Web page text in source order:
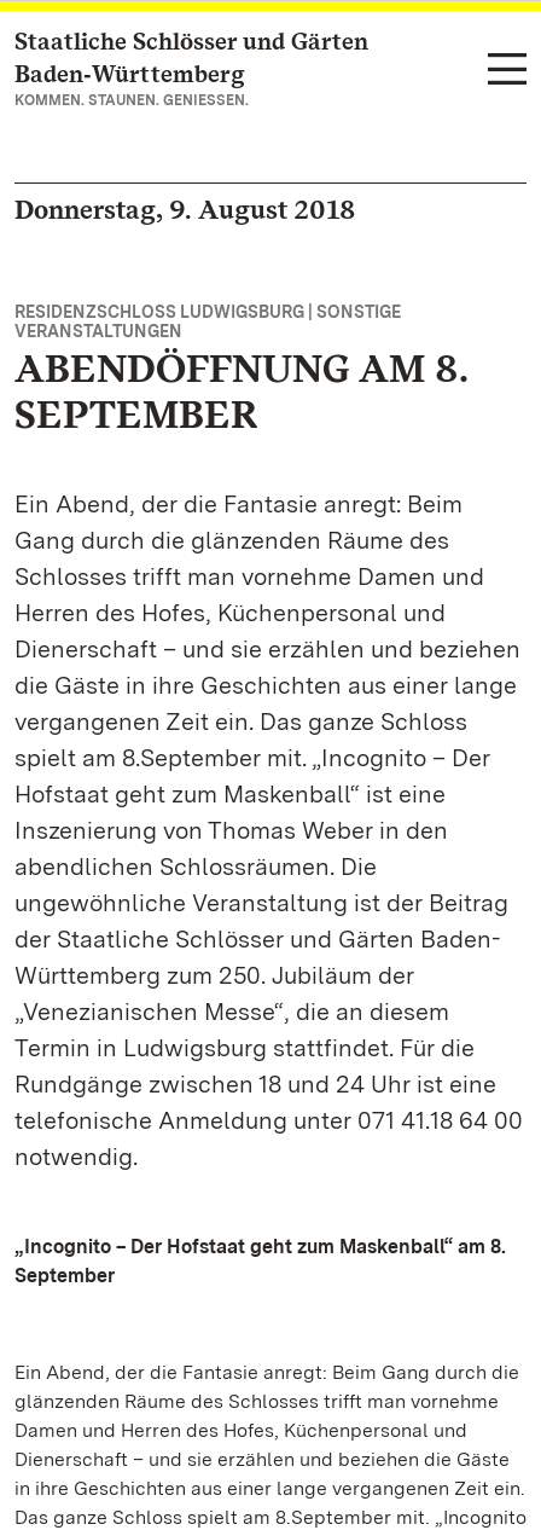
Zum Hauptinhalt springen
Staatliche Schlösser und Gärten
Baden‑Württemberg
KOMMEN. STAUNEN. GENIESSEN.
Donnerstag, 9. August 2018
RESIDENZSCHLOSS LUDWIGSBURG | SONSTIGE
VERANSTALTUNGEN
ABENDÖFFNUNG AM 8.
SEPTEMBER
Ein Abend, der die Fantasie anregt: Beim
Gang durch die glänzenden Räume des
Schlosses trifft man vornehme Damen und
Herren des Hofes, Küchenpersonal und
Dienerschaft – und sie erzählen und beziehen
die Gäste in ihre Geschichten aus einer lange
vergangenen Zeit ein. Das ganze Schloss
spielt am 8.September mit. „Incognito – Der
Hofstaat geht zum Maskenball“ ist eine
Inszenierung von Thomas Weber in den
abendlichen Schlossräumen. Die
ungewöhnliche Veranstaltung ist der Beitrag
der Staatliche Schlösser und Gärten Baden-
Württemberg zum 250. Jubiläum der
„Venezianischen Messe“, die an diesem
Termin in Ludwigsburg stattfindet. Für die
Rundgänge zwischen 18 und 24 Uhr ist eine
telefonische Anmeldung unter 071 41.18 64 00
notwendig.
„Incognito – Der Hofstaat geht zum Maskenball“ am 8.
September
Ein Abend, der die Fantasie anregt: Beim Gang durch die
glänzenden Räume des Schlosses trifft man vornehme
Damen und Herren des Hofes, Küchenpersonal und
Dienerschaft – und sie erzählen und beziehen die Gäste
in ihre Geschichten aus einer lange vergangenen Zeit ein.
Das ganze Schloss spielt am 8.September mit. „Incognito